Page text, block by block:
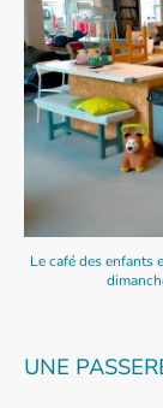
Le café des enfants
UNE